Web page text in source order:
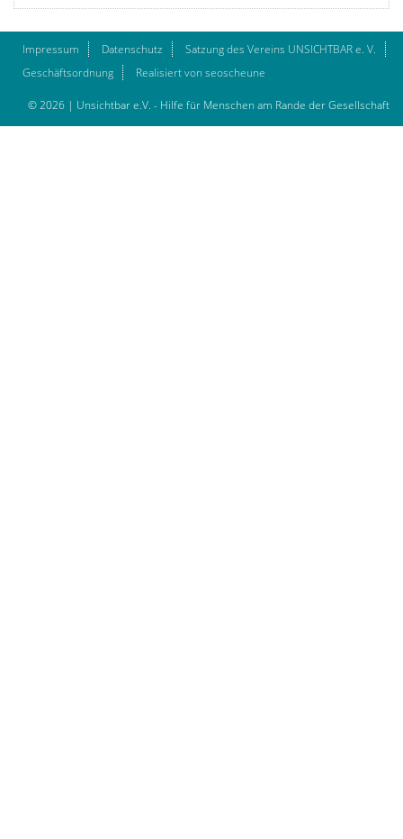
Impressum Datenschutz
Satzung des Vereins UNSICHTBAR e. V.
Geschäftsordnung
Realisiert von seoscheune
© 2026 | Unsichtbar e.V. - Hilfe für Menschen am Rande der Gesellschaft